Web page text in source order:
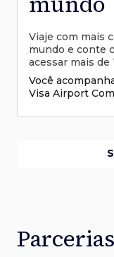
Viaje com mais
mundo e conte
acessar mais de
Você
Visa Airport